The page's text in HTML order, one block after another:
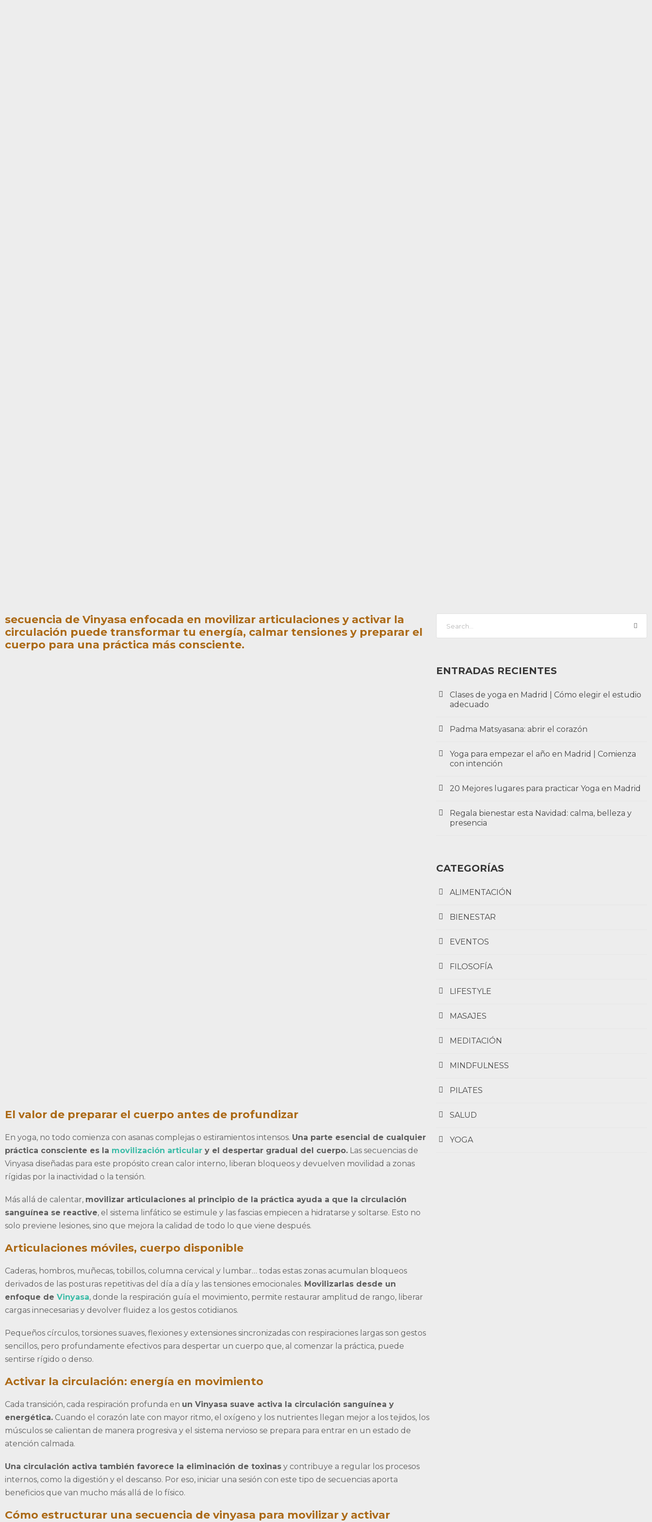
secuencia de Vinyasa enfocada en movilizar articulaciones y activar la
circulación puede transformar tu energía, calmar tensiones y preparar el
cuerpo para una práctica más consciente.
El valor de preparar el cuerpo antes de profundizar
En yoga, no todo comienza con asanas complejas o estiramientos intensos. Una parte esencial de cualquier
práctica consciente es la movilización articular y el despertar gradual del cuerpo. Las secuencias de
Vinyasa diseñadas para este propósito crean calor interno, liberan bloqueos y devuelven movilidad a zonas
rígidas por la inactividad o la tensión.
Más allá de calentar, movilizar articulaciones al principio de la práctica ayuda a que la circulación
sanguínea se reactive, el sistema linfático se estimule y las fascias empiecen a hidratarse y soltarse. Esto no
solo previene lesiones, sino que mejora la calidad de todo lo que viene después.
Articulaciones móviles, cuerpo disponible
Caderas, hombros, muñecas, tobillos, columna cervical y lumbar… todas estas zonas acumulan bloqueos
derivados de las posturas repetitivas del día a día y las tensiones emocionales. Movilizarlas desde un
enfoque de Vinyasa, donde la respiración guía el movimiento, permite restaurar amplitud de rango, liberar
cargas innecesarias y devolver fluidez a los gestos cotidianos.
Pequeños círculos, torsiones suaves, flexiones y extensiones sincronizadas con respiraciones largas son gestos
sencillos, pero profundamente efectivos para despertar un cuerpo que, al comenzar la práctica, puede
sentirse rígido o denso.
Activar la circulación: energía en movimiento
Cada transición, cada respiración profunda en un Vinyasa suave activa la circulación sanguínea y
energética. Cuando el corazón late con mayor ritmo, el oxígeno y los nutrientes llegan mejor a los tejidos, los
músculos se calientan de manera progresiva y el sistema nervioso se prepara para entrar en un estado de
atención calmada.
Una circulación activa también favorece la eliminación de toxinas y contribuye a regular los procesos
internos, como la digestión y el descanso. Por eso, iniciar una sesión con este tipo de secuencias aporta
beneficios que van mucho más allá de lo físico.
Cómo estructurar una secuencia de vinyasa para movilizar y activar
ENTRADAS RECIENTES
Clases de yoga en Madrid | Cómo elegir el estudio
adecuado
Padma Matsyasana: abrir el corazón
Yoga para empezar el año en Madrid | Comienza
con intención
20 Mejores lugares para practicar Yoga en Madrid
Regala bienestar esta Navidad: calma, belleza y
presencia
CATEGORÍAS
ALIMENTACIÓN
BIENESTAR
EVENTOS
FILOSOFÍA
LIFESTYLE
MASAJES
MEDITACIÓN
MINDFULNESS
PILATES
SALUD
YOGA